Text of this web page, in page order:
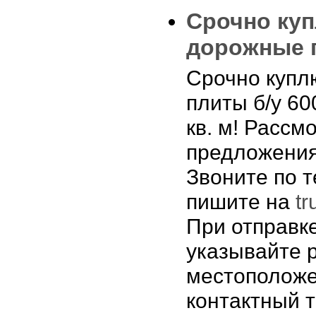
Срочно
дорожные
Срочно
плиты б/у
кв. м!
Звоните по
пишите на
При
указывайте
контактный